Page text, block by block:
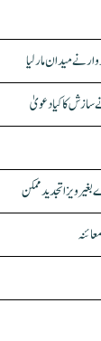
نے میدان مار لیا
سازش کا کیا دعویٰ